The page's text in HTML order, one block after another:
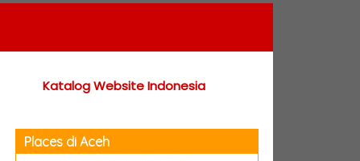
Katalog Website Indonesia
Places di Aceh